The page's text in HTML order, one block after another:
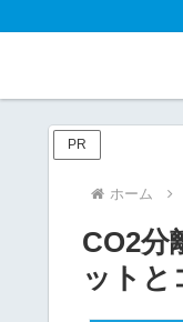
PR
ホーム
CO2分
ットと